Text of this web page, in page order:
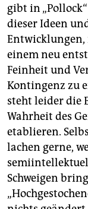
gibt in
dieser Ideen
einem neu
Feinheit und
Kontingenz zu
steht leider die
Wahrheit des
etablieren.
lachen gerne,
Schweigen